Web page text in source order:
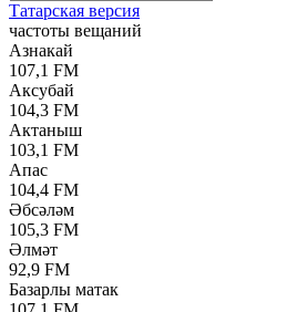
Татарская версия
частоты вещаний
Азнакай
107,1 FM
Аксубай
104,3 FM
Актаныш
103,1 FM
Апас
104,4 FM
Әбсәләм
105,3 FM
Әлмәт
92,9 FM
Базарлы матак